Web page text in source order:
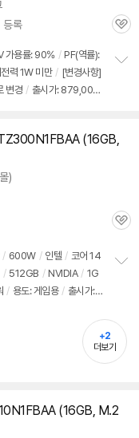
록
관
가용률: 90% / PF(역률):
력 1W 미만 / [변경사항]
변경 / 출시가: 879,000
(16GB,
)
관
/ 600W / 인텔 / 코어 14
/ 512GB / NVIDIA / 1G
/ 용도: 게임용 / 출시가: 8
기
+2
더보기
(16GB, M.2